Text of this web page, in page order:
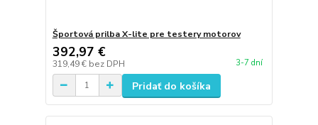
Športová prilba X-lite pre testery motorov
392,97 €
319,49 € bez DPH 3-7 dní
Pridať do košíka